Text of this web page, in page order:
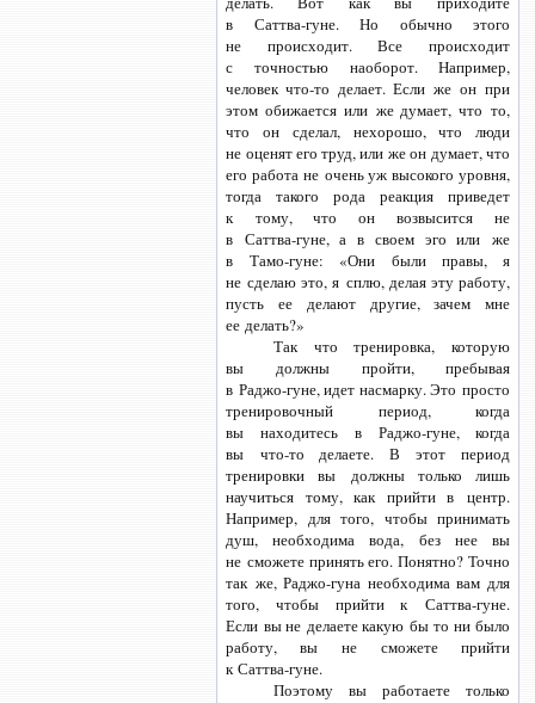
в Саттва-гуне. Но обычно этого
не происходит. Все происходит
с точностью наоборот. Например,
человекчто-то делает. Если же он при
этом обижается или же думает, что то,
что он сделал, нехорошо, что люди
не оценят его труд, или же он думает, что
его работа не очень уж высокого уровня,
тогда такого рода реакция приведет
к тому, что он возвысится не
в Саттва-гуне,а в своем эго или же
в Тамо-гуне: «Они были правы, я
не сделаю это, я сплю, делая эту работу,
пусть ее делают другие, зачем мне
ее делать?»
Так что тренировка, которую
вы должны пройти, пребывая
в Раджо-гуне,идет насмарку. Это просто
тренировочный период, когда
вы находитесь в Раджо-гуне,когда
вы что-то делаете. В этот период
тренировки вы должны только лишь
научиться тому, как прийти в центр.
Например, для того, чтобы принимать
душ, необходима вода, без нее вы
не сможете принять его. Понятно? Точно
так же,Раджо-гуна необходима вам для
того, чтобы прийтик Саттва-гуне.
Если вы не делаете какую бы то ни было
работу, вы не сможете прийти
к Саттва-гуне.
Поэтому вы работаете только